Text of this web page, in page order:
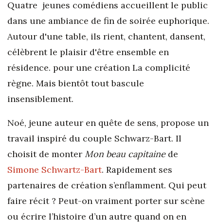
Quatre jeunes comédiens accueillent le public
dans une ambiance de fin de soirée euphorique.
Autour d'une table, ils rient, chantent, dansent,
célèbrent le plaisir d'être ensemble en
résidence. pour une création La complicité
règne. Mais bientôt tout bascule
insensiblement.
Noé, jeune auteur en quête de sens, propose un
travail inspiré du couple Schwarz-Bart. Il
choisit de monter Mon beau capitainede
Simone Schwartz-Bart. Rapidement ses
partenaires de création s’enflamment. Qui peut
faire récit ? Peut-on vraiment porter sur scène
ou écrire l’histoire d’un autre quand on en